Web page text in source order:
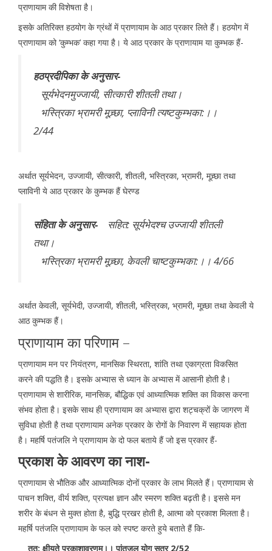
प्राणायाम की विशेषता है।
इसके अतिरिक्त हठयोग के ग्रंथों में प्राणायाम के आठ प्रकार लिते हैं। हठयोग में
प्राणायाम को ‘कुम्भक’ कहा गया है। ये आठ प्रकार के प्राणायाम या कुम्भक हैं-
हठप्रदीपिका के अनुसार-
सूर्यभेदनमुज्जायी, सीत्कारी शीतली तथा।
भस्त्रिका भ्रामरी मूच्र्छा, प्लाविनी त्यष्टकुम्भका:।।
2/44
अर्थात सूर्यभेदन, उज्जायी, सीत्कारी, शीतली, भस्त्रिका, भ्रामरी, मूच्र्छा तथा
प्लाविनी ये आठ प्रकार के कुम्भक हैं घेरण्ड
संहिता के अनुसार-
सहित: सूर्यभेदश्च उज्जायी शीतली
तथा।
भस्त्रिका भ्रामरी मूच्र्छा, केवली चाष्टकुम्भका:।। 4/66
अर्थात केवली, सूर्यभेदी, उज्जायी, शीतली, भस्त्रिका, भ्रामरी, मूच्र्छा तथा केवली ये
आठ कुम्भक हैं।
प्राणायाम का परिणाम –
प्राणायाम मन पर नियंत्रण, मानसिक स्थिरता, शांति तथा एकाग्रता विकसित
करने की पद्धति है। इसके अभ्यास से ध्यान के अभ्यास में आसानी होती है।
प्राणायाम से शारीरिक, मानसिक, बौद्धिक एवं आध्यात्मिक शक्ति का विकास करना
संभव होता है। इसके साथ ही प्राणायाम का अभ्यास द्वारा शट्चक्रों के जागरण में
सुविधा होती है तथा प्राणायाम अनेक प्रकार के रोगों के निवारण में सहायक होता
है। महर्षि पतंजलि ने प्राणायाम के दो फल बताये हैं जो इस प्रकार हैं-
प्रकाश के आवरण का नाश-
प्राणायाम से भौतिक और आध्यात्मिक दोनों प्रकार के लाभ मिलते हैं। प्राणायाम से
पाचन शक्ति, वीर्य शक्ति, प्रत्यक्ष ज्ञान और स्मरण शक्ति बढ़ती है। इससे मन
शरीर के बंधन से मुक्त होता है, बुद्धि प्रखर होती है, आत्मा को प्रकाश मिलता है।
महर्षि पतंजलि प्राणायाम के फल को स्पष्ट करते हुये बताते हैं कि-
तत: क्षीयते प्रकाशावरणम्।। पांतजल योग सूत्र 2/52